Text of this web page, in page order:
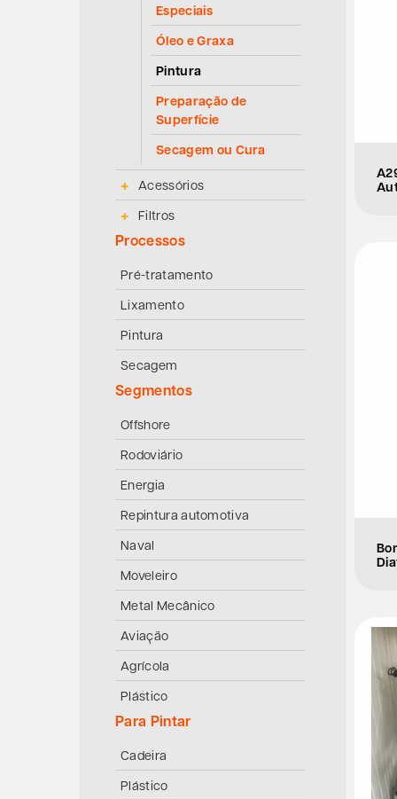
Especiais
Óleo e Graxa
Pintura
Preparação de
Superfície
Secagem ou Cura
Acessórios
Filtros
Processos
Pré-tratamento
Lixamento
Pintura
Secagem
Segmentos
Offshore
Rodoviário
Energia
Repintura automotiva
Naval
Moveleiro
Metal Mecânico
Aviação
Agrícola
Plástico
Para Pintar
Cadeira
Plástico